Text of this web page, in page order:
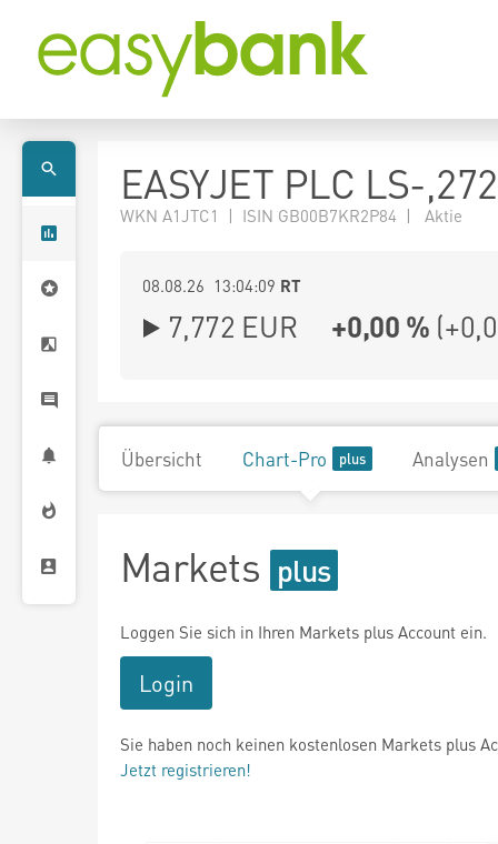
EASYJET PLC LS-
WKN A1JTC1 | ISIN GB00B7KR2P84 | Aktie
08.08.26 13:04:09 RT
7,772 EUR +0,00 % (
Übersicht Chart-Pro Analysen
Markets
Loggen Sie sich in Ihren Markets plus Account ein.
Login
Sie haben noch keinen kostenlosen Markets plus
Jetzt registrieren!